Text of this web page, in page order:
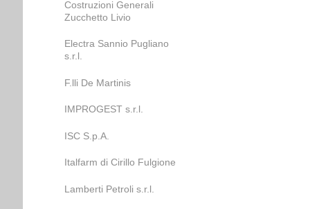
Costruzioni Generali
Zucchetto Livio
Electra Sannio Pugliano
s.r.l.
F.lli De Martinis
IMPROGEST s.r.l.
ISC S.p.A.
Italfarm di Cirillo Fulgione
Lamberti Petroli s.r.l.